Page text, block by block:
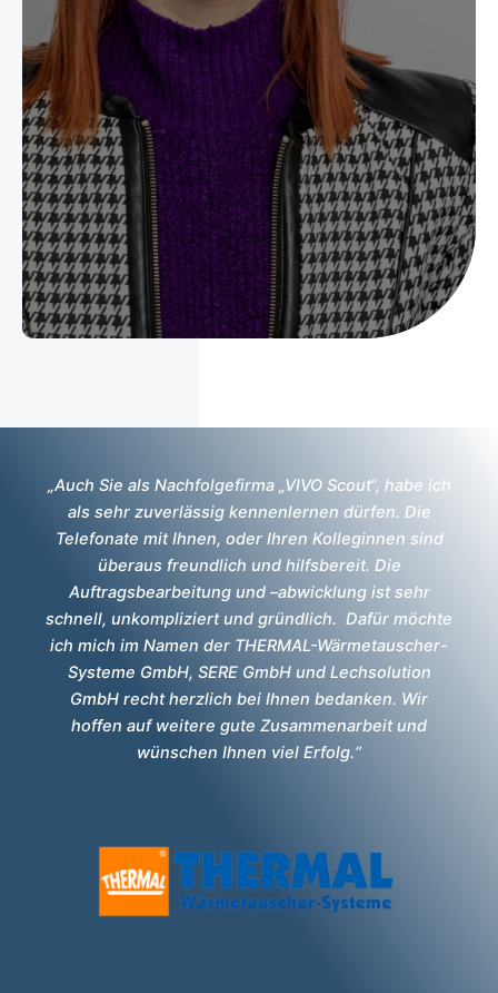
„Auch Sie als Nachfolgefirma „VIVO Scout“, habe ich
als sehr zuverlässig kennenlernen dürfen. Die
Telefonate mit Ihnen, oder Ihren Kolleginnen sind
überaus freundlich und hilfsbereit. Die
Auftragsbearbeitung und –abwicklung ist sehr
schnell, unkompliziert und gründlich. Dafür möchte
ich mich im Namen der THERMAL-Wärmetauscher-
Systeme GmbH, SERE GmbH und Lechsolution
GmbH recht herzlich bei Ihnen bedanken. Wir
hoffen auf weitere gute Zusammenarbeit und
wünschen Ihnen viel Erfolg.“